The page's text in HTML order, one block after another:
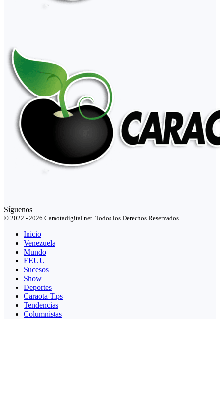
Síguenos
© 2022 - 2026 Caraotadigital.net. Todos los Derechos Reservados.
Inicio
Venezuela
Mundo
EEUU
Sucesos
Show
Deportes
Caraota Tips
Tendencias
Columnistas